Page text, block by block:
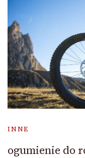
INNE
ogumienie do